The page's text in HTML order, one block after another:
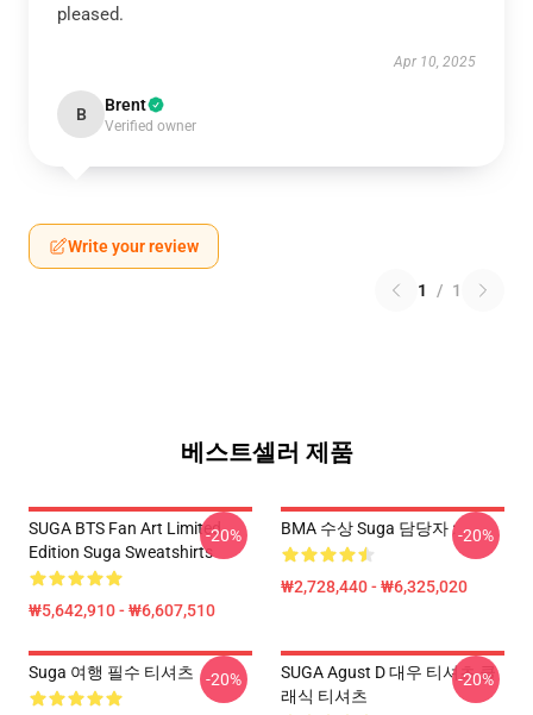
pleased.
Apr 10, 2025
B Brent
Verified owner
Write your review
1 / 1
베스트셀러 제품
SUGA BTS Fan Art Limited
Edition Suga Sweatshirts
₩5,642,910 - ₩6,607,510
-20% BMA 수상 Suga 담당자 :
₩2,728,440 - ₩6,325,020
-20%
Suga 여행 필수 티셔츠 -20%
SUGA Agust D 대우 티셔츠 클
래식 티셔츠
-20%